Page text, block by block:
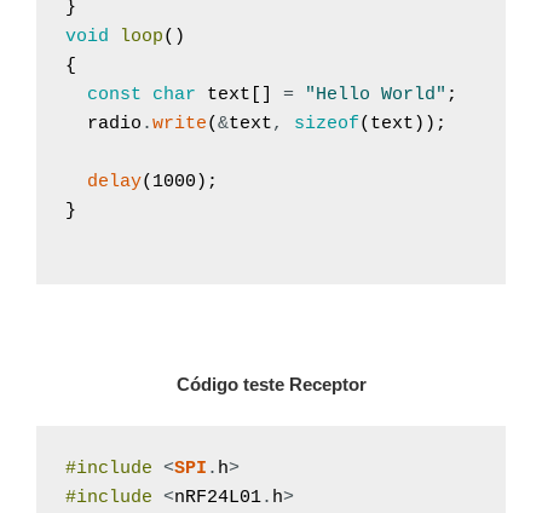
}
void
loop( )
{
const
char text = "Hello World" ;
radio .write(&text, sizeof( text ) ) ;
delay( 1000 ) ;
}
Código teste Receptor
#include <SPI . h>
#include <nRF24L01. h>